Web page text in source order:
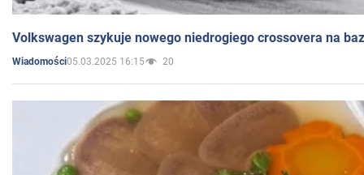
Volkswagen szykuje nowego niedrogiego crossovera na
Wiadomości05.03.2025 16:15 20